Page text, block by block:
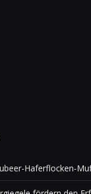
Haferflocken-